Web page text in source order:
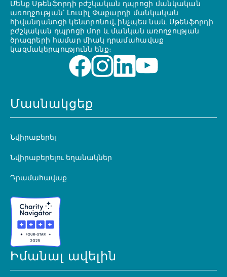
Մենք Սթենֆորդի բժշկական դպրոցի մանկական
առողջության՝ Լուսիլ Փաքարդի մանկական
հիվանդանոցի կենտրոնով, ինչպես նաև Սթենֆորդի
բժշկական դպրոցի մոր և մանկան առողջության
ծրագրերի համար միակ դրամահավաք
կազմակերպությունն ենք։
Մասնակցեք
Նվիրաբերել
Նվիրաբերելու եղանակներ
Դրամահավաք
Իմանալ ավելին